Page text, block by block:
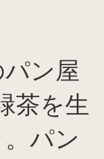
ン屋
茶を生
パン